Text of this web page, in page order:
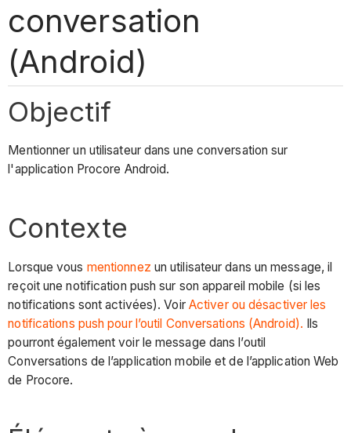
conversation
(Android)
Objectif
Mentionner un utilisateur dans une conversation sur
l'application Procore Android.
Contexte
Lorsque vous mentionnez un utilisateur dans un message, il
reçoit une notification push sur son appareil mobile (si les
notifications sont activées). Voir Activer ou désactiver les
notifications push pour l’outil Conversations (Android). Ils
pourront également voir le message dans l’outil
Conversations de l’application mobile et de l’application Web
de Procore.